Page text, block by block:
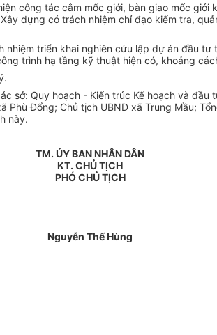
công tác cắm mốc giới, bàn giao mốc
dựng có trách nhiệm chỉ đạo kiểm tra,
triển khai nghiên cứu lập dự án đầu
trình hạ tầng kỹ thuật hiện có, khoảng các
sở: Quy hoạch - Kiến trúc Kế hoạch và đầu
PhùĐổng; Chủ tịch UBND xã Trung Mầu;
này.
TM. ỦY BAN NHÂN DÂN
KT. CHỦ TỊCH
PHÓ CHỦ TỊCH
Nguyễn Thế Hùng